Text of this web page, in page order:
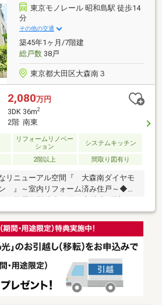
東京モノレール 昭和島駅 徒歩14
分
その他の交通
築45年1ヶ月/7階建
総戸数38戸
東京都大田区大森南３
2,080万円
3DK 36m2
2階 南東
リフォームリノベー
ション
システムキッチン
2階以上 間取り図有り
リニューアル空間『 大森南ダイヤモ
』～室内リフォーム済み住戸～◆昭
き陽当たり・通風良好♪◆室内リフォ
のままご入居可能です◇管理体制良好
レジデンス◆徒歩圏内に生活利便施設
性～東京、川崎エリアの「住まい」探
ービスをお届けします。